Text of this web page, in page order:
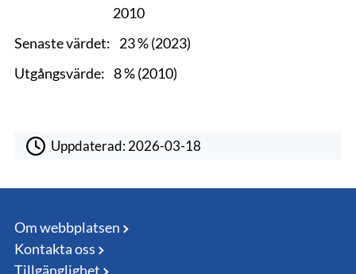
2010
Senaste värdet: 23 % (2023)
Utgångsvärde: 8 % (2010)
Uppdaterad:2026-03-18
Om webbplatsen
Kontakta oss
Tillgänglighet